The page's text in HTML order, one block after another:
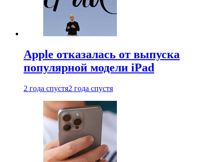
Apple отказалась от выпуска
популярной модели iPad
2 года спустя2 года спустя